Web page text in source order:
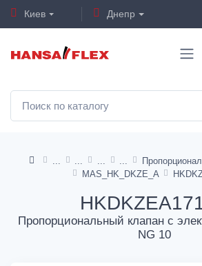
Киев Днепр
MAS_HK_DKZE_A
Пропорциональный клапан с
NG 10